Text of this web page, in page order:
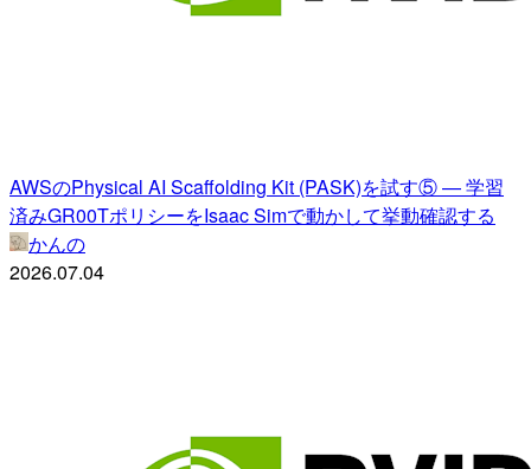
AWSのPhysical AI Scaffolding Kit (PASK)を試す⑤ — 学習
済みGR00TポリシーをIsaac Simで動かして挙動確認する
かんの
2026.07.04